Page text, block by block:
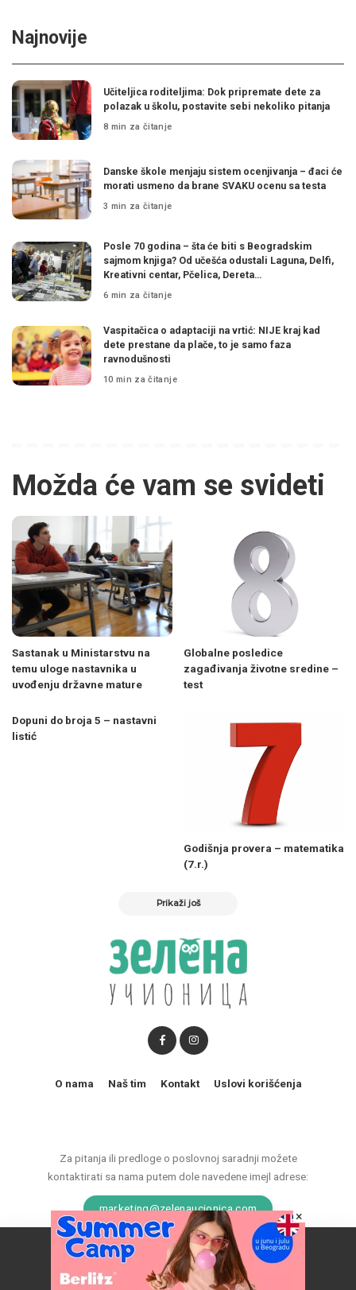
Najnovije
Učiteljica roditeljima: Dok pripremate dete za
polazak u školu, postavite sebi nekoliko pitanja
8 min za čitanje
Danske škole menjaju sistem ocenjivanja – đaci će
morati usmeno da brane SVAKU ocenu sa testa
3 min za čitanje
Posle 70 godina – šta će biti s Beogradskim
sajmom knjiga? Od učešća odustali Laguna, Delfi,
Kreativni centar, Pčelica, Dereta…
6 min za čitanje
Vaspitačica o adaptaciji na vrtić: NIJE kraj kad
dete prestane da plače, to je samo faza
ravnodušnosti
10 min za čitanje
Možda će vam se svideti
Sastanak u Ministarstvu na
temu uloge nastavnika u
uvođenju državne mature
Globalne posledice
zagađivanja životne sredine –
test
Dopuni do broja 5 – nastavni
listić
Godišnja provera – matematika
(7.r.)
Prikaži još
Za pitanja ili predloge o poslovnoj saradnji možete
kontaktirati sa nama putem dole navedene imejl adrese:
marketing@zelenaucionica.com
O nama Naš tim Kontakt Uslovi korišćenja
© 2011-2024 Copyright by Zelena učionica. All Rights reserved.
Naš vebsajt koristi kolačiće da poboljša vaše iskustvo.
Prihvatam
×